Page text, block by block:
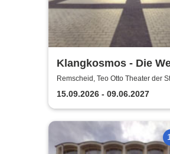
Klangkosmos - Die
Gast in Remscheid
Remscheid, Teo Otto Theater der
Remscheid
15.09.2026 - 09.06.2027